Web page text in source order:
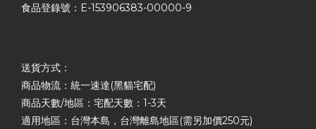
食品登錄號：E-153906383-00000-9
送貨方式：
商品物流：統一速達(黑貓宅配)
商品天數/地區：宅配天數：1-3天
適用地區：台灣本島，台灣離島地區(需另加價250元)